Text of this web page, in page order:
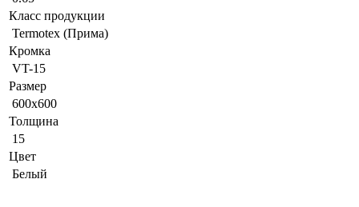
Класс продукции
Termotex (Прима)
Кромка
VT-15
Размер
600x600
Толщина
15
Цвет
Белый